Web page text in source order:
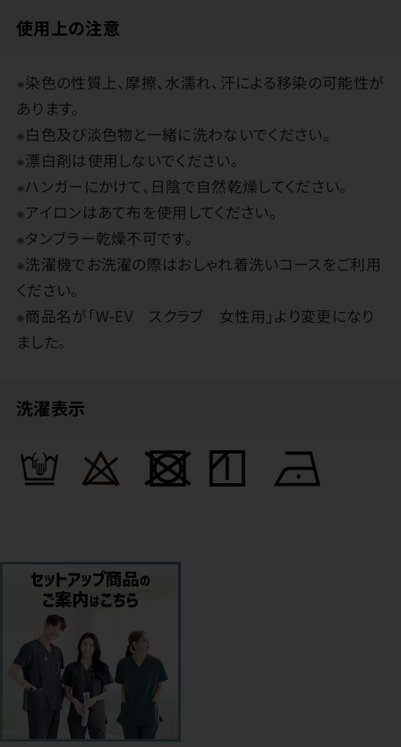
使用上の注意
※染色の性質上、摩擦、水濡れ、汗による移染の可能性が
あります。
※白色及び淡色物と一緒に洗わないでください。
※漂白剤は使用しないでください。
※ハンガーにかけて、日陰で自然乾燥してください。
※アイロンはあて布を使用してください。
※タンブラー乾燥不可です。
※洗濯機でお洗濯の際はおしゃれ着洗いコースをご利用
ください。
※商品名が「W-EV スクラブ 女性用」より変更になり
ました。
洗濯表示